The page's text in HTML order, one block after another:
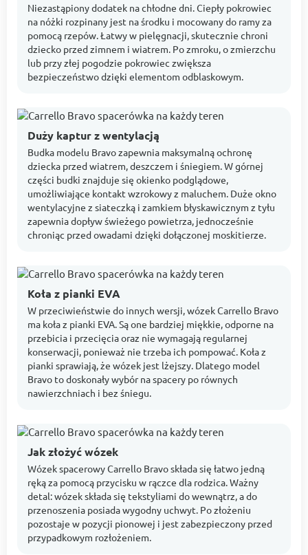
Niezastąpiony dodatek na chłodne dni. Ciepły pokrowiec
na nóżki rozpinany jest na środku i mocowany do ramy za
pomocą rzepów. Łatwy w pielęgnacji, skutecznie chroni
dziecko przed zimnem i wiatrem. Po zmroku, o zmierzchu
lub przy złej pogodzie pokrowiec zwiększa
bezpieczeństwo dzięki elementom odblaskowym.
Duży kaptur z wentylacją
Budka modelu Bravo zapewnia maksymalną ochronę
dziecka przed wiatrem, deszczem i śniegiem. W górnej
części budki znajduje się okienko podglądowe,
umożliwiające kontakt wzrokowy z maluchem. Duże okno
wentylacyjne z siateczką i zamkiem błyskawicznym z tyłu
zapewnia dopływ świeżego powietrza, jednocześnie
chroniąc przed owadami dzięki dołączonej moskitierze.
Koła z pianki EVA
W przeciwieństwie do innych wersji, wózek Carrello Bravo
ma koła z pianki EVA. Są one bardziej miękkie, odporne na
przebicia i przecięcia oraz nie wymagają regularnej
konserwacji, ponieważ nie trzeba ich pompować. Koła z
pianki sprawiają, że wózek jest lżejszy. Dlatego model
Bravo to doskonały wybór na spacery po równych
nawierzchniach i bez śniegu.
Jak złożyć wózek
Wózek spacerowy Carrello Bravo składa się łatwo jedną
ręką za pomocą przycisku w rączce dla rodzica. Ważny
detal: wózek składa się tekstyliami do wewnątrz, a do
przenoszenia posiada wygodny uchwyt. Po złożeniu
pozostaje w pozycji pionowej i jest zabezpieczony przed
przypadkowym rozłożeniem.